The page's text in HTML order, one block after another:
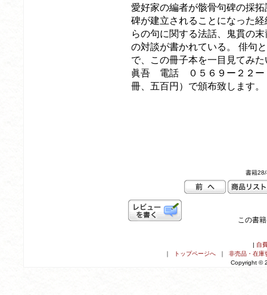
愛好家の編者が骸骨句碑の採
碑が建立されることになった
らの句に関する法話、鬼貫の
の対談が書かれている。 俳句
で、この冊子本を一目見てみ
眞吾 電話 ０５６９ー２２ー
冊、五百円）で頒布致します
書籍
この書
自
トップページへ｜ 非売品・在庫
Copyright ©